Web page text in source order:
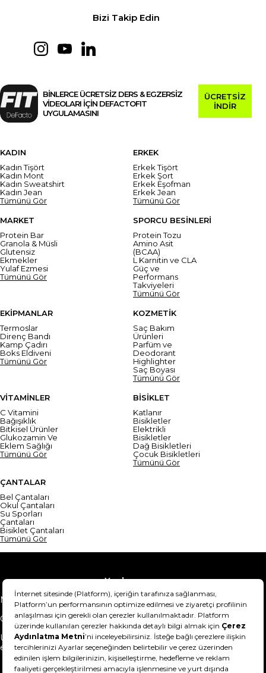
Bizi Takip Edin
BİNLERCE ÜCRETSİZ DERS & EGZERSİZ
VİDEOLARI İÇİN DEFACTOFIT
UYGULAMASINI
ÜCRETSİZ
İNDİR
KADIN
Kadın Tişört
Kadın Mont
Kadın Sweatshirt
Kadın Jean
Tümünü Gör
ERKEK
Erkek Tişört
Erkek Şort
Erkek Eşofman
Erkek Jean
Tümünü Gör
MARKET
Protein Bar
Granola & Müsli
Glutensiz
Ekmekler
Yulaf Ezmesi
Tümünü Gör
SPORCU BESİNLERİ
Protein Tozu
Amino Asit
(BCAA)
L Karnitin ve CLA
Güç ve
Performans
Takviyeleri
Tümünü Gör
EKİPMANLAR
Termoslar
Direnç Bandı
Kamp Çadırı
Boks Eldiveni
Tümünü Gör
KOZMETİK
Saç Bakım
Ürünleri
Parfüm ve
Deodorant
Highlighter
Saç Boyası
Tümünü Gör
VİTAMİNLER
C Vitamini
Bağışıklık
Bitkisel Ürünler
Glukozamin Ve
Eklem Sağlığı
Tümünü Gör
BİSİKLET
Katlanır
Bisikletler
Elektrikli
Bisikletler
Dağ Bisikletleri
Çocuk Bisikletleri
Tümünü Gör
ÇANTALAR
Bel Çantaları
Okul Çantaları
Su Sporları
Çantaları
Bisiklet Çantaları
Tümünü Gör
Yardım
Mesafeli Satış Sözleşmesi
Teslimat Bilgisi
Gizlilik Sözleşmesi
Şartlar & Koşullar
Ürünümü nasıl iade
edebilirim?
Hakkımızda